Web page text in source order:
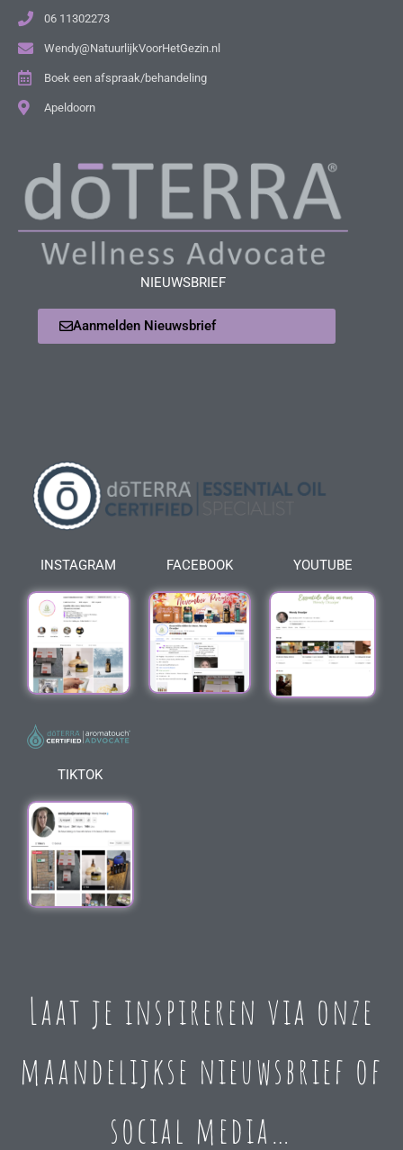
06 11302273
Wendy@NatuurlijkVoorHetGezin.nl
Boek een afspraak/behandeling
Apeldoorn
NIEUWSBRIEF
Aanmelden Nieuwsbrief
INSTAGRAM FACEBOOK YOUTUBE
TIKTOK
Laat je inspireren via onze
maandelijkse nieuwsbrief of
social media…